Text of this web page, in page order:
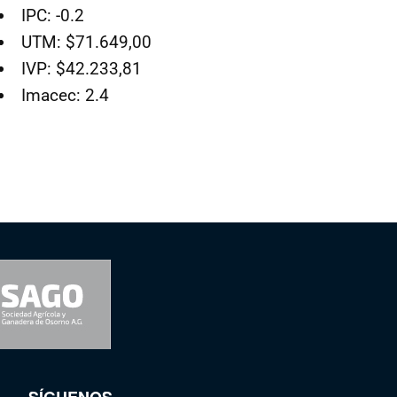
IPC: -0.2
UTM: $71.649,00
IVP: $42.233,81
Imacec: 2.4